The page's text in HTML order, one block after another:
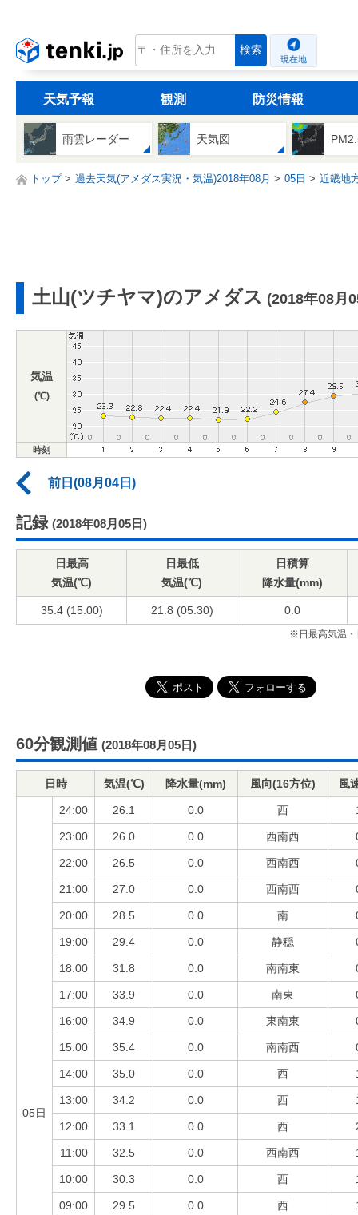
tenki.jp 検索
現在地
天気予報 観測 防災情報
雨雲レーダー 天気図
トップ 過去天気(アメダス実況・気温)2018年08月 05日 近畿地
土山(ツチヤマ)のアメダス (2018年08月
気温
(℃)
時刻
前日(08月04日)
記録 (2018年08月05日)
日最高
気温(℃)
日最低
気温(℃)
日積算
降水量(mm)
35.4 (15:00) 21.8 (05:30) 0.0
※日最高気温・
60分観測値 (2018年08月05日)
日時 気温(℃) 降水量(mm) 風向(16方位) 風
05日
24:00 26.1 0.0 西
23:00 26.0 0.0 西南西
22:00 26.5 0.0 西南西
21:00 27.0 0.0 西南西
20:00 28.5 0.0 南
19:00 29.4 0.0 静穏
18:00 31.8 0.0 南南東
17:00 33.9 0.0 南東
16:00 34.9 0.0 東南東
15:00 35.4 0.0 南南西
14:00 35.0 0.0 西
13:00 34.2 0.0 西
12:00 33.1 0.0 西
11:00 32.5 0.0 西南西
10:00 30.3 0.0 西
09:00 29.5 0.0 西